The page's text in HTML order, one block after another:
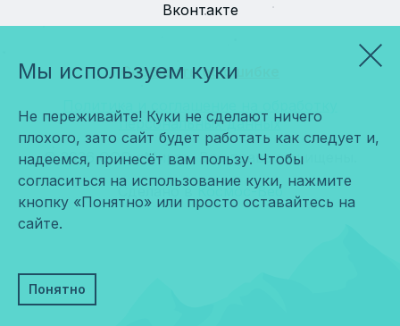
Вконтакте
Сообщить об ошибке
Политика и соглашение на обработку
персональных данных
© 2026 ООО «Мира». Все права защищены.
Сделано в Космос-Веб
Мы используем куки
Не переживайте! Куки не сделают ничего
плохого, зато сайт будет работать как следует и,
надеемся, принесёт вам пользу. Чтобы
согласиться на использование куки, нажмите
кнопку «Понятно» или просто оставайтесь на
сайте.
Понятно